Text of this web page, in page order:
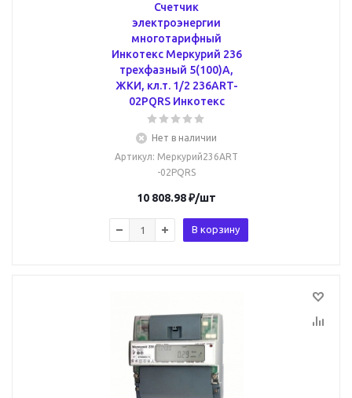
Счетчик
электроэнергии
многотарифный
Инкотекс Меркурий 236
трехфазный 5(100)А,
ЖКИ, кл.т. 1/2 236ART-
02PQRS Инкотекс
Нет в наличии
Артикул: Меркурий236ART
-02PQRS
10 808.98₽/шт
В корзину